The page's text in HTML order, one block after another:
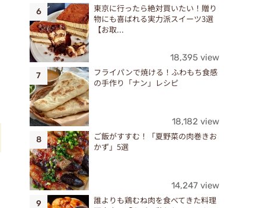
東京に行ったら絶対買いたい！贈り
物にも喜ばれる実力派スイーツ3選
【お取...
18,395 view
フライパンで焼ける！ふわもち食感
の手作り「ナン」レシピ
18,182 view
ご飯がすすむ！「夏野菜の肉巻きお
かず」5選
14,247 view
誰よりも鶏むね肉を食べてきた料理